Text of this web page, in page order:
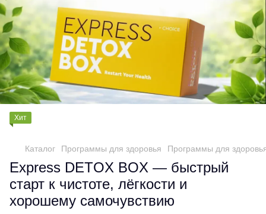
Хит
Каталог Программы для здоровья Программы для
Express DETOX BOX — быстрый
старт к чистоте, лёгкости и
хорошему самочувствию